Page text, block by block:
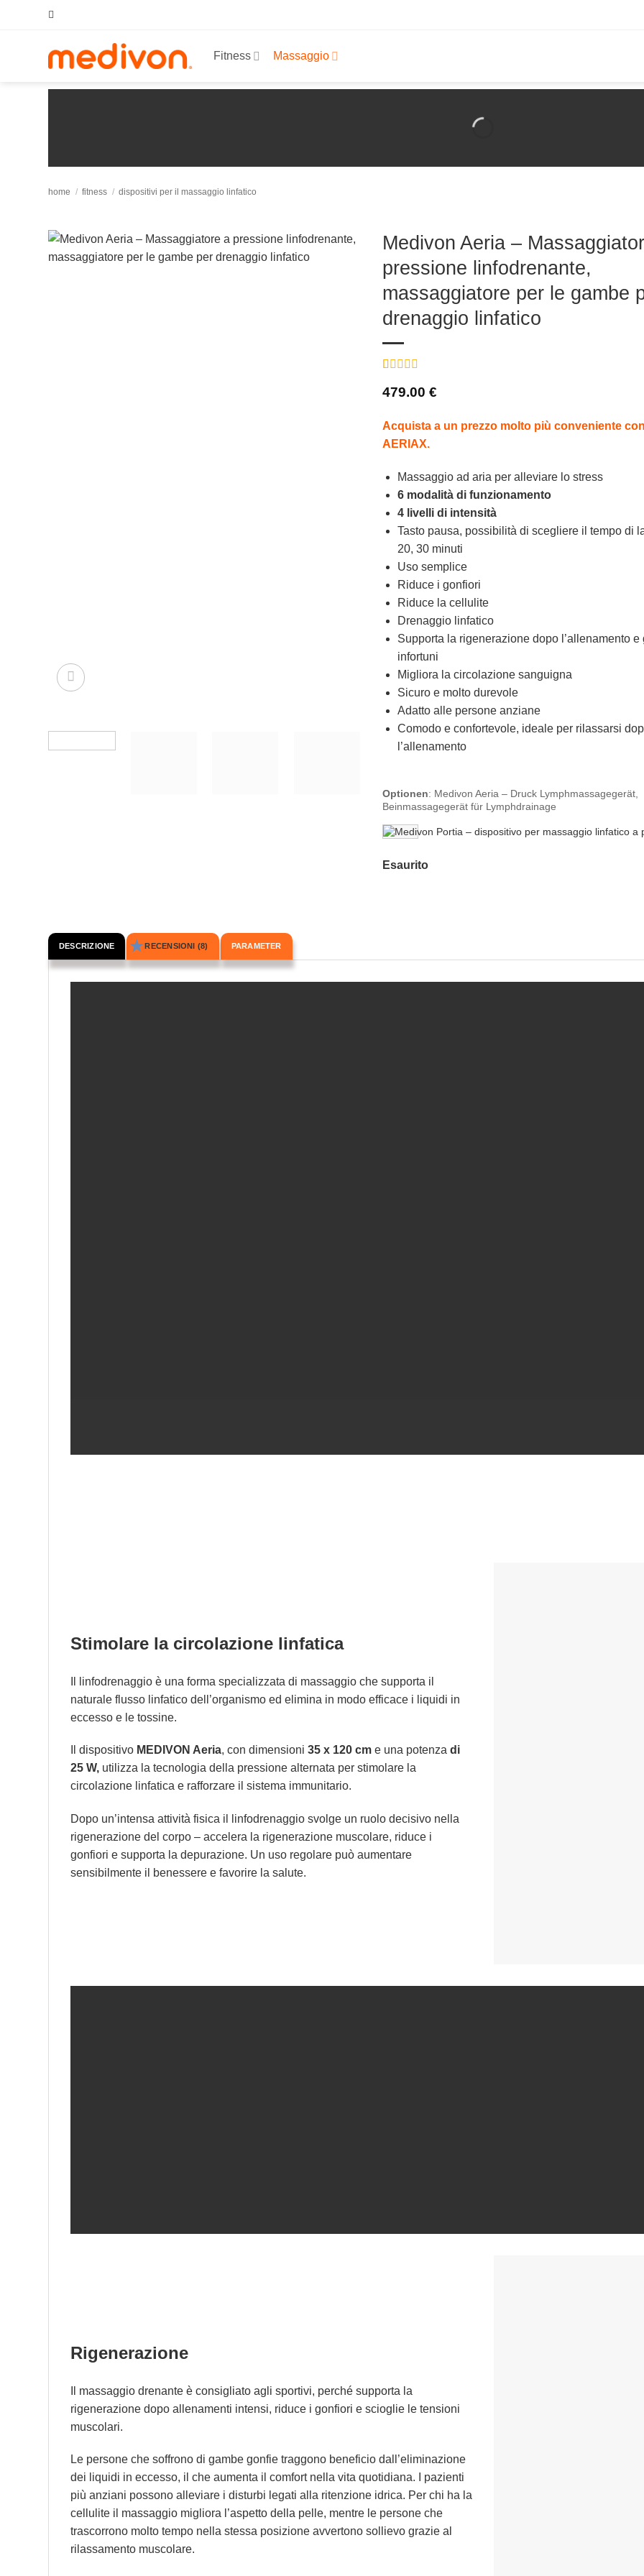
Fitness
Massaggio
home / fitness / dispositivi per il massaggio linfatico
Medivon Aeria –
pressione linfodrenante,
massaggiatore per le gambe
drenaggio linfatico
su 5 su base
479.00 €
Acquista a un prezzo molto più conveniente
AERIAX.
Massaggio ad aria per alleviare lo stress
6 modalità di funzionamento
4 livelli di intensità
Tasto pausa, possibilità di scegliere il tempo di
20, 30 minuti
Uso semplice
Riduce i gonfiori
Riduce la cellulite
Drenaggio linfatico
Supporta la rigenerazione dopo l’allenamento e
infortuni
Migliora la circolazione sanguigna
Sicuro e molto durevole
Adatto alle persone anziane
Comodo e confortevole, ideale per rilassarsi
l’allenamento
Optionen: Medivon Aeria – Druck Lymphmassagegerät,
Beinmassagegerät für Lymphdrainage
Esaurito
DESCRIZIONE RECENSIONI (8) PARAMETER
Stimolare la circolazione linfatica
Il linfodrenaggio è una forma specializzata di massaggio che supporta il
naturale flusso linfatico dell’organismo ed elimina in modo efficace i liquidi in
eccesso e le tossine.
Il dispositivo MEDIVON Aeria, con dimensioni 35 x 120 cm e una potenza di
25 W, utilizza la tecnologia della pressione alternata per stimolare la
circolazione linfatica e rafforzare il sistema immunitario.
Dopo un’intensa attività fisica il linfodrenaggio svolge un ruolo decisivo nella
rigenerazione del corpo – accelera la rigenerazione muscolare, riduce i
gonfiori e supporta la depurazione. Un uso regolare può aumentare
sensibilmente il benessere e favorire la salute.
Rigenerazione
Il massaggio drenante è consigliato agli sportivi, perché supporta la
rigenerazione dopo allenamenti intensi, riduce i gonfiori e scioglie le tensioni
muscolari.
Le persone che soffrono di gambe gonfie traggono beneficio dall’eliminazione
dei liquidi in eccesso, il che aumenta il comfort nella vita quotidiana. I pazienti
più anziani possono alleviare i disturbi legati alla ritenzione idrica. Per chi ha la
cellulite il massaggio migliora l’aspetto della pelle, mentre le persone che
trascorrono molto tempo nella stessa posizione avvertono sollievo grazie al
rilassamento muscolare.